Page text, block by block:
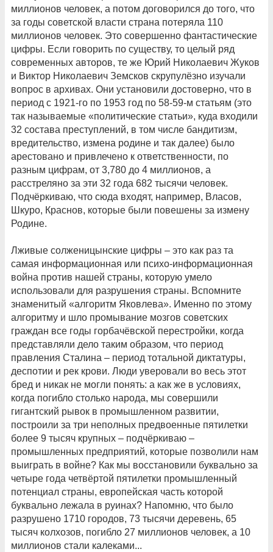
миллионов человек, а потом договорился до того, что
за годы советской власти страна потеряла 110
миллионов человек. Это совершенно фантастические
цифры. Если говорить по существу, то целый ряд
современных авторов, те же Юрий Николаевич Жуков
и Виктор Николаевич Земсков скрупулёзно изучали
вопрос в архивах. Они установили достоверно, что в
период с 1921-го по 1953 год по 58-59-м статьям (это
так называемые «политические статьи», куда входили
32 состава преступлений, в том числе бандитизм,
вредительство, измена родине и так далее) было
арестовано и привлечено к ответственности, по
разным цифрам, от 3,780 до 4 миллионов, а
расстреляно за эти 32 года 682 тысячи человек.
Подчёркиваю, что сюда входят, например, Власов,
Шкуро, Краснов, которые были повешены за измену
Родине.
Лживые солженицынские цифры – это как раз та
самая информационная или психо-информационная
война против нашей страны, которую умело
использовали для разрушения страны. Вспомните
знаменитый «алгоритм Яковлева». Именно по этому
алгоритму и шло промывание мозгов советских
граждан все годы горбачёвской перестройки, когда
представляли дело таким образом, что период
правления Сталина – период тотальной диктатуры,
деспотии и рек крови. Люди уверовали во весь этот
бред и никак не могли понять: а как же в условиях,
когда погибло столько народа, мы совершили
гигантский рывок в промышленном развитии,
построили за три неполных предвоенные пятилетки
более 9 тысяч крупных – подчёркиваю –
промышленных предприятий, которые позволили нам
выиграть в войне? Как мы восстановили буквально за
четыре года четвёртой пятилетки промышленный
потенциал страны, европейская часть которой
буквально лежала в руинах? Напомню, что было
разрушено 1710 городов, 73 тысячи деревень, 65
тысяч колхозов, погибло 27 миллионов человек, а 10
миллионов стали калеками...